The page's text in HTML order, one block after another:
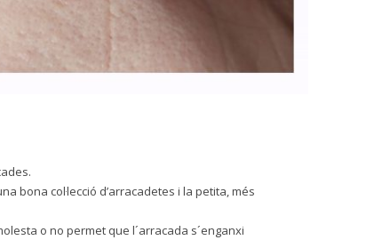
bona col·lecció d’arracadetes i la petita, més
o no permet que l´arracada s´enganxi